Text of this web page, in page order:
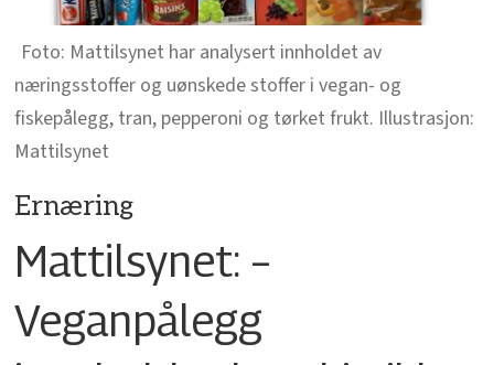
Mattilsynet har analysert innholdet av
næringsstoffer og uønskede stoffer i vegan- og
fiskepålegg, tran, pepperoni og tørket frukt. Illustrasjon:
Mattilsynet
Ernæring
Mattilsynet: –
Veganpålegg